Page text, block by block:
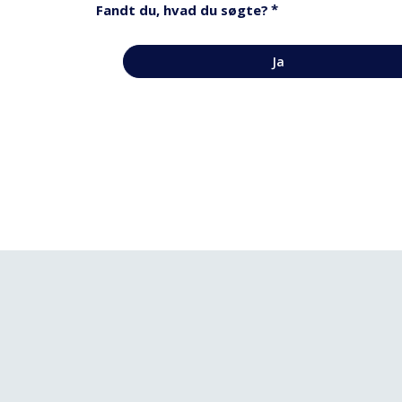
Fandt du, hvad du søgte? *
Ja